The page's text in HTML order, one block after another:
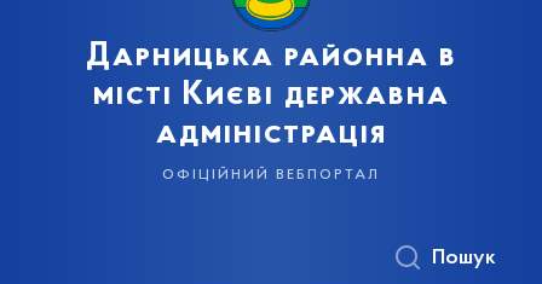
Дарницька районна в
місті Києві державна
адміністрація
офіційний вебпортал
Пошук